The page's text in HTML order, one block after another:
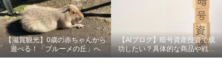
【滋賀観光】0歳の赤ちゃんから
遊べる！「ブルーメの丘」へ
【AIブログ】暗号資産投資で成
功したい？具体的な商品や戦略
を分かりやすく解説！